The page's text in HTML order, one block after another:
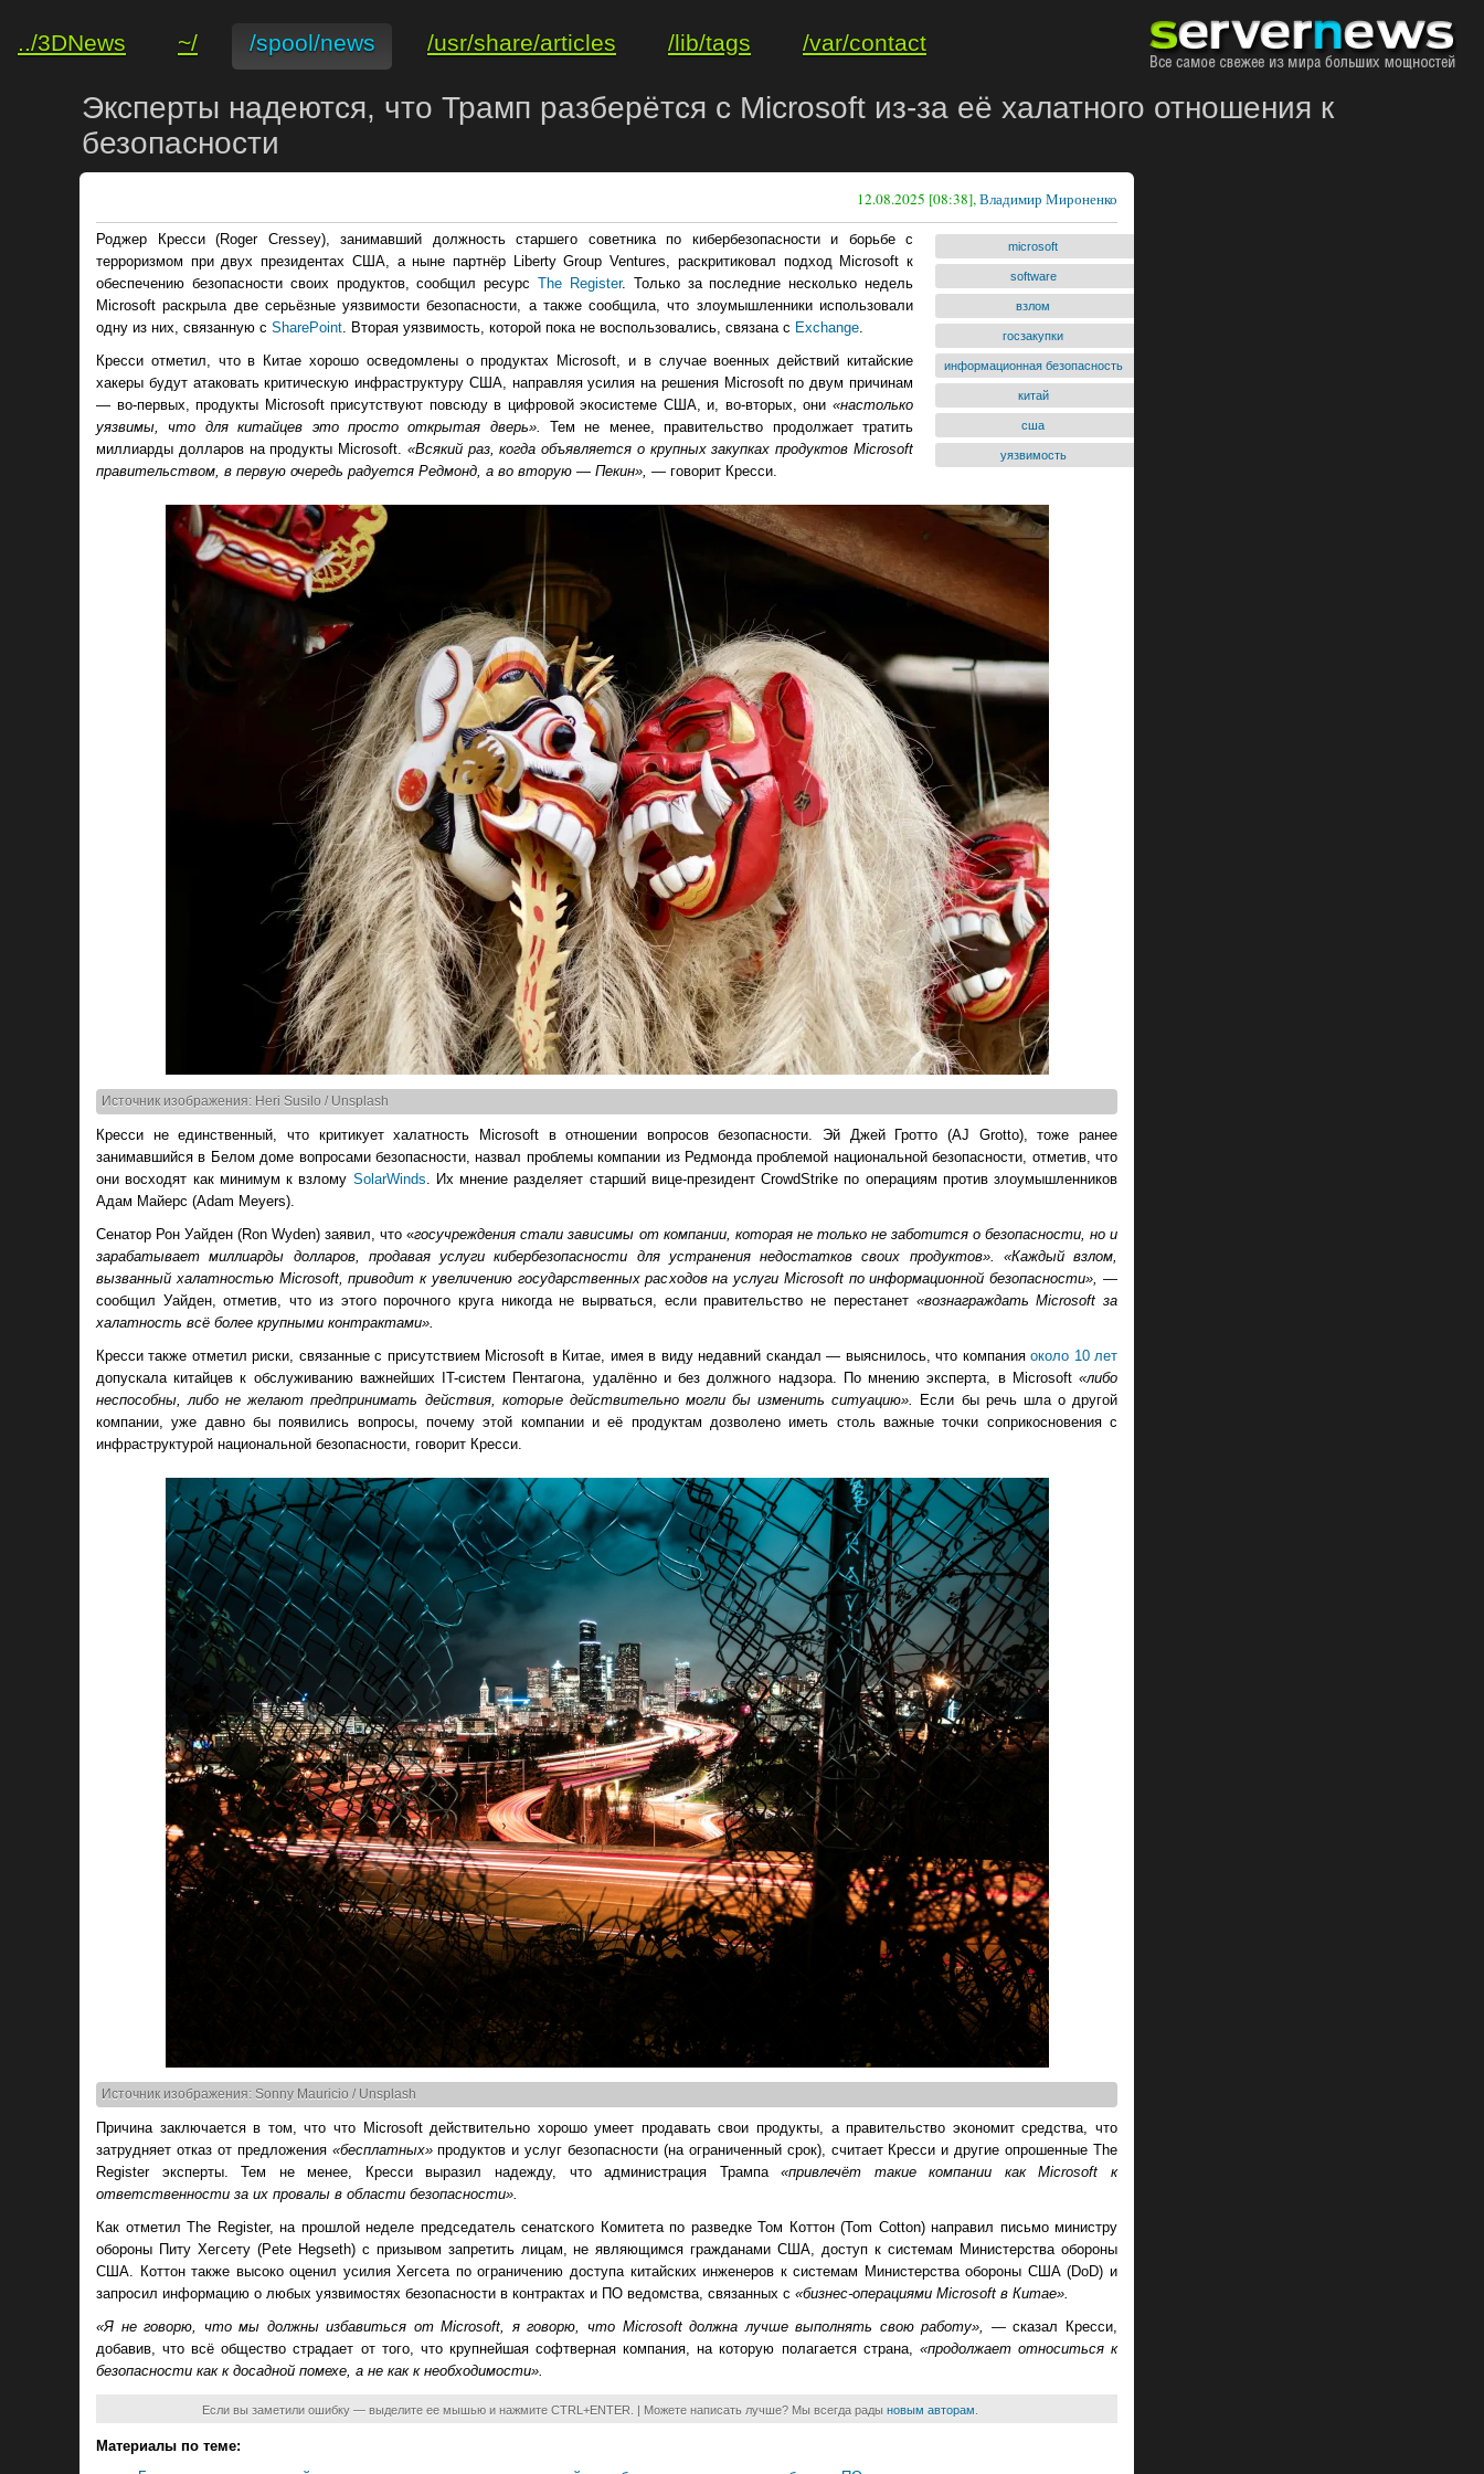
../3DNews ~/ /spool/news /usr/share/articles /lib/tags /var/contact
Эксперты надеются, что Трамп разберётся с Microsoft из-за её халатного отношения к
безопасности
12.08.2025 [08:38],Владимир Мироненко
microsoft
software
взлом
госзакупки
информационная безопасность
китай
сша
уязвимость
Роджер Кресси (Roger Cressey), занимавший должность старшего советника по кибербезопасности и борьбе с
терроризмом при двух президентах США, а ныне партнёр Liberty Group Ventures, раскритиковал подход Microsoft к
обеспечению безопасности своих продуктов, сообщил ресурс The Register. Только за последние несколько недель
Microsoft раскрыла две серьёзные уязвимости безопасности, а также сообщила, что злоумышленники использовали
одну из них, связанную с SharePoint. Вторая уязвимость, которой пока не воспользовались, связана с Exchange.
Кресси отметил, что в Китае хорошо осведомлены о продуктах Microsoft, и в случае военных действий китайские
хакеры будут атаковать критическую инфраструктуру США, направляя усилия на решения Microsoft по двум причинам
— во-первых, продукты Microsoft присутствуют повсюду в цифровой экосистеме США, и, во-вторых, они «настолько
уязвимы, что для китайцев это просто открытая дверь».Тем не менее, правительство продолжает тратить
миллиарды долларов на продукты Microsoft. «Всякий раз, когда объявляется о крупных закупках продуктов Microsoft
правительством, в первую очередь радуется Редмонд, а во вторую — Пекин», — говорит Кресси.
Источник изображения: Heri Susilo / Unsplash
Кресси не единственный, что критикует халатность Microsoft в отношении вопросов безопасности. Эй Джей Гротто (AJ Grotto), тоже ранее
занимавшийся в Белом доме вопросами безопасности, назвал проблемы компании из Редмонда проблемой национальной безопасности, отметив, что
они восходят как минимум к взлому SolarWinds . Их мнение разделяет старший вице-президент CrowdStrike по операциям против злоумышленников
Адам Майерс (Adam Meyers).
Сенатор Рон Уайден (Ron Wyden) заявил, что «госучреждения стали зависимы от компании, которая не только не заботится о безопасности, но и
зарабатывает миллиарды долларов, продавая услуги кибербезопасности для устранения недостатков своих продуктов».
«Каждый взлом,
вызванный халатностью Microsoft, приводит к увеличению государственных расходов на услуги Microsoft по информационной безопасности», —
сообщил Уайден, отметив, что из этого порочного круга никогда не вырваться, если правительство не перестанет «вознаграждать Microsoft за
халатность всё более крупными контрактами».
Кресси также отметил риски, связанные с присутствием Microsoft в Китае, имея в виду недавний скандал — выяснилось, что компанияоколо 10 лет
допускала китайцев к обслуживанию важнейших IT-систем Пентагона, удалённо и без должного надзора. По мнению эксперта, в Microsoft «либо
неспособны, либо не желают предпринимать действия, которые действительно могли бы изменить ситуацию».
Если бы речь шла о другой
компании, уже давно бы появились вопросы, почему этой компании и её продуктам дозволено иметь столь важные точки соприкосновения с
инфраструктурой национальной безопасности, говорит Кресси.
Источник изображения: Sonny Mauricio / Unsplash
Причина заключается в том, что что Microsoft действительно хорошо умеет продавать свои продукты, а правительство экономит средства, что
затрудняет отказ от предложения «бесплатных»продуктов и услуг безопасности (на ограниченный срок), считает Кресси и другие опрошенные The
Register эксперты. Тем не менее, Кресси выразил надежду, что администрация Трампа«привлечёт такие компании как Microsoft к
ответственности за их провалы в области безопасности».
Как отметил The Register, на прошлой неделе председатель сенатского Комитета по разведке Том Коттон (Tom Cotton) направил письмо министру
обороны Питу Хегсету (Pete Hegseth) с призывом запретить лицам, не являющимся гражданами США, доступ к системам Министерства обороны
США. Коттон также высоко оценил усилия Хегсета по ограничению доступа китайских инженеров к системам Министерства обороны США (DoD) и
запросил информацию о любых уязвимостях безопасности в контрактах и ПО ведомства, связанных с «бизнес-операциями Microsoft в Китае».
«Я не говорю, что мы должны избавиться от Microsoft, я говорю, что Microsoft должна лучше выполнять свою работу», —сказал Кресси,
добавив, что всё общество страдает от того, что крупнейшая софтверная компания, на которую полагается страна, «продолжает относиться к
безопасности как к досадной помехе, а не как к необходимости».
Если вы заметили ошибку — выделите ее мышью и нажмите CTRL+ENTER. | Можете написать лучше? Мы всегда рады новым авторам
Материалы по теме: